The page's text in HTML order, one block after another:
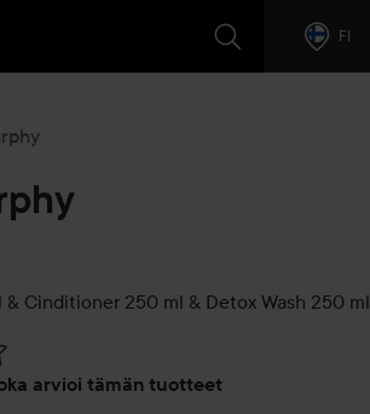
FI
& Cinditioner 250 ml & Detox Wash 250 ml
arvioi tämän tuotteet
kommentit